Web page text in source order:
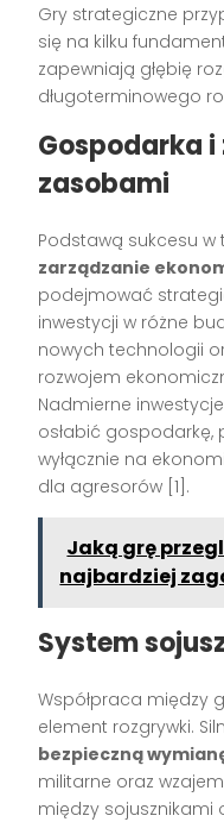
Gry strategiczne
się na kilku
zapewniają głębię
długoterminowego
Gospodarka
zasobami
Podstawą sukcesu
zarządzanie
podejmować
inwestycji w różne
nowych technologii
rozwojem
Nadmierne
osłabić gospodarkę,
wyłącznie na
dla agresorów [1].
Jaką grę
najbardziej
System
Współpraca między
element rozgrywki.
bezpieczną
militarne oraz
między sojusznikami